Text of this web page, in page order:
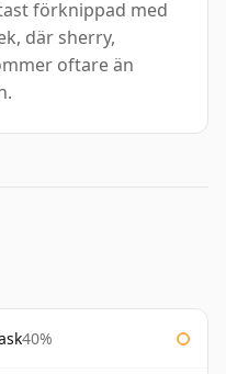
förknippad med
där sherry,
oftare än
40%